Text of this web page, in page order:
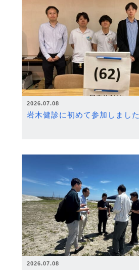
2026.07.08
岩木健診に初めて参加しました
2026.07.08